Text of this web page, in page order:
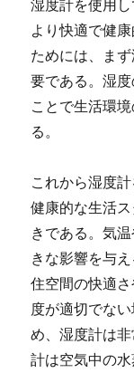
より快適で健
ためには、ま
要である。湿
ことで生活環
る。
これから湿度
健康的な生活
きである。気
きな影響を与
住空間の快適
度が適切でな
め、湿度計は
計は空気中の